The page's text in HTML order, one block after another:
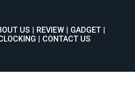
US REVIEW
GADGET
CONTACT US